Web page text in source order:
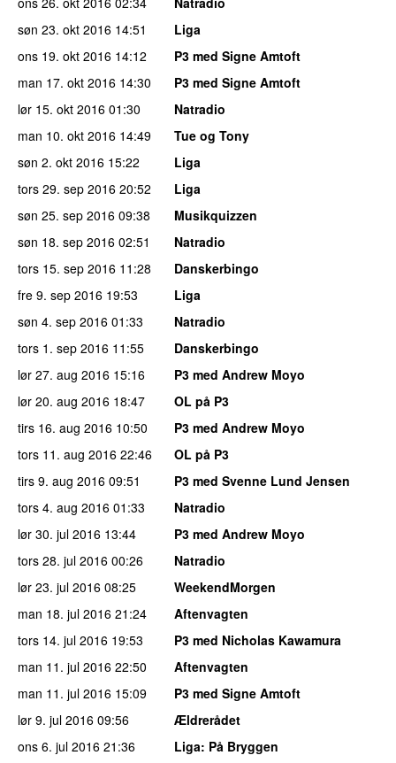
søn 23. okt 2016 14:51
Liga
ons 19. okt 2016 14:12
P3 med Signe Amtoft
man 17. okt 2016 14:30
P3 med Signe Amtoft
lør 15. okt 2016 01:30
Natradio
man 10. okt 2016 14:49
Tue og Tony
søn 2. okt 2016 15:22
Liga
tors 29. sep 2016 20:52
Liga
søn 25. sep 2016 09:38
Musikquizzen
søn 18. sep 2016 02:51
Natradio
tors 15. sep 2016 11:28
Danskerbingo
fre 9. sep 2016 19:53
Liga
søn 4. sep 2016 01:33
Natradio
tors 1. sep 2016 11:55
Danskerbingo
lør 27. aug 2016 15:16
P3 med Andrew Moyo
lør 20. aug 2016 18:47
OL på P3
tirs 16. aug 2016 10:50
P3 med Andrew Moyo
tors 11. aug 2016 22:46
OL på P3
tirs 9. aug 2016 09:51
P3 med Svenne Lund Jensen
tors 4. aug 2016 01:33
Natradio
lør 30. jul 2016 13:44
P3 med Andrew Moyo
tors 28. jul 2016 00:26
Natradio
lør 23. jul 2016 08:25
WeekendMorgen
man 18. jul 2016 21:24
Aftenvagten
tors 14. jul 2016 19:53
P3 med Nicholas Kawamura
man 11. jul 2016 22:50
Aftenvagten
man 11. jul 2016 15:09
P3 med Signe Amtoft
lør 9. jul 2016 09:56
Ældrerådet
ons 6. jul 2016 21:36 Liga: På Bryggen